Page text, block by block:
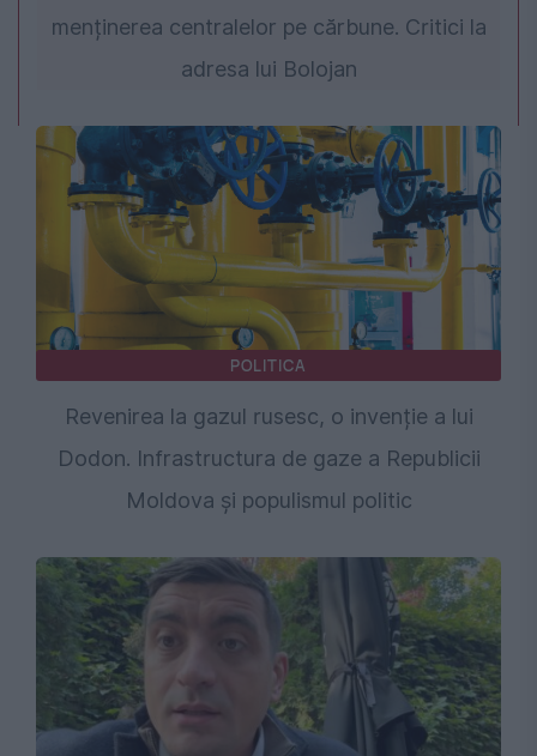
menținerea centralelor pe cărbune. Critici la
adresa lui Bolojan
POLITICA
Revenirea la gazul rusesc, o invenție a lui
Dodon. Infrastructura de gaze a Republicii
Moldova și populismul politic